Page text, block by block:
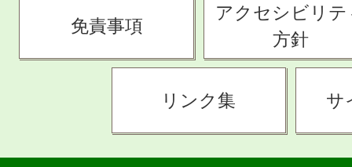
免責事項
アクセシビリテ
方針
リンク集 サ